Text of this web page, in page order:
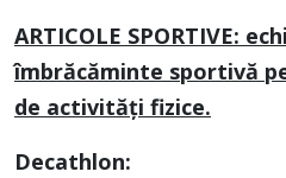
ARTICOLE SPORTIVE:
îmbrăcăminte sportivă
de activități fizice.
Decathlon: